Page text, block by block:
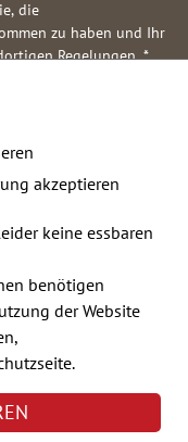
die
zu haben und Ihr
Regelungen.*
akzeptieren
keine essbaren
benötigen
der Website